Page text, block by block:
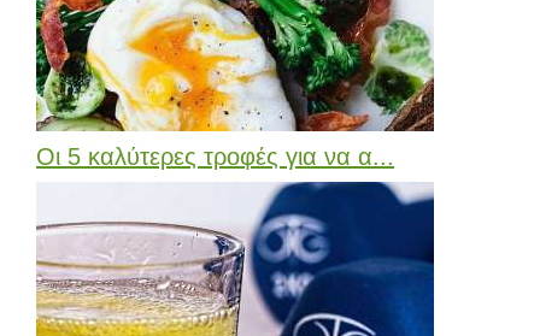
Οι 5 καλύτερες τροφές για να α...